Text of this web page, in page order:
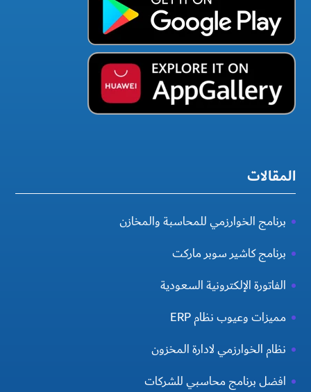
المقالات
برنامج الخوارزمي للمحاسبة والمخازن
برنامج كاشير سوبر ماركت
الفاتورة الإلكترونية السعودية
مميزات وعيوب نظام ERP
نظام الخوارزمي لادارة المخزون
افضل برنامج محاسبي للشركات